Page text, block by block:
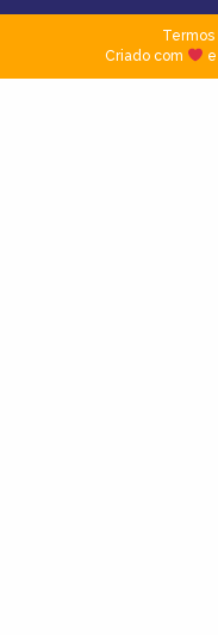
Termos|
Criado com
e